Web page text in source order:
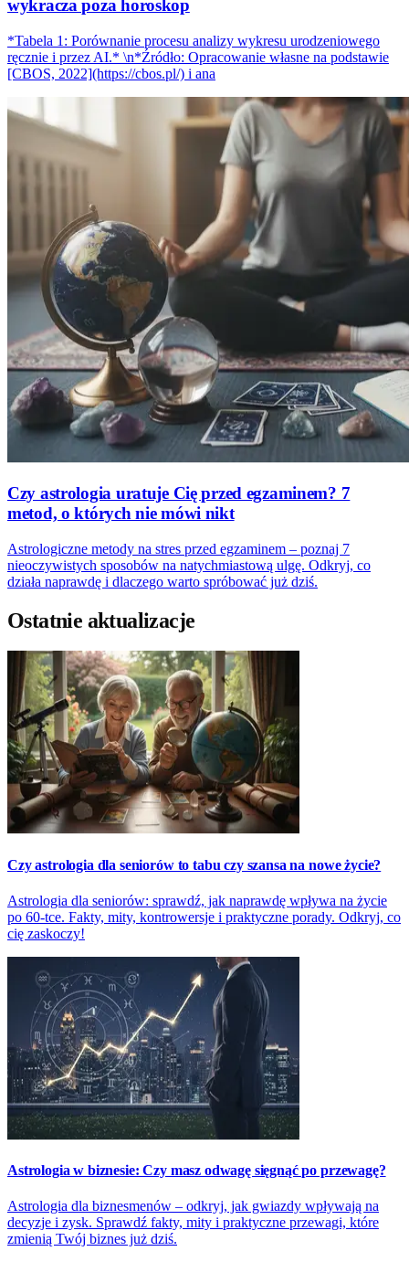
wykracza poza horoskop
*Tabela 1: Porównanie procesu analizy wykresu urodzeniowego
ręcznie i przez AI.* \n*Źródło: Opracowanie własne na podstawie
[CBOS, 2022](https://cbos.pl/) i ana
Czy astrologia uratuje Cię przed egzaminem? 7
metod, o których nie mówi nikt
Astrologiczne metody na stres przed egzaminem – poznaj 7
nieoczywistych sposobów na natychmiastową ulgę. Odkryj, co
działa naprawdę i dlaczego warto spróbować już dziś.
Ostatnie aktualizacje
Czy astrologia dla seniorów to tabu czy szansa na nowe życie?
Astrologia dla seniorów: sprawdź, jak naprawdę wpływa na życie
po 60-tce. Fakty, mity, kontrowersje i praktyczne porady. Odkryj, co
cię zaskoczy!
Astrologia w biznesie: Czy masz odwagę sięgnąć po przewagę?
Astrologia dla biznesmenów – odkryj, jak gwiazdy wpływają na
decyzje i zysk. Sprawdź fakty, mity i praktyczne przewagi, które
zmienią Twój biznes już dziś.